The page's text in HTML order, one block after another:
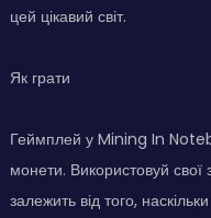
цей цікавий світ.
Як грати
Геймплей у Mining In
монети. Використовуй свої
залежить від того,